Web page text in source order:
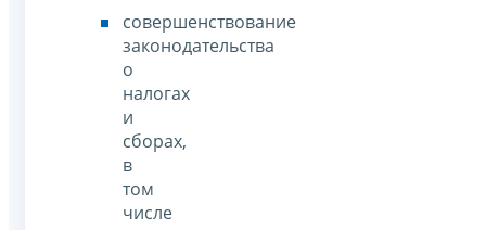
совершенствование
законодательства
о
налогах
и
сборах,
в
том
числе